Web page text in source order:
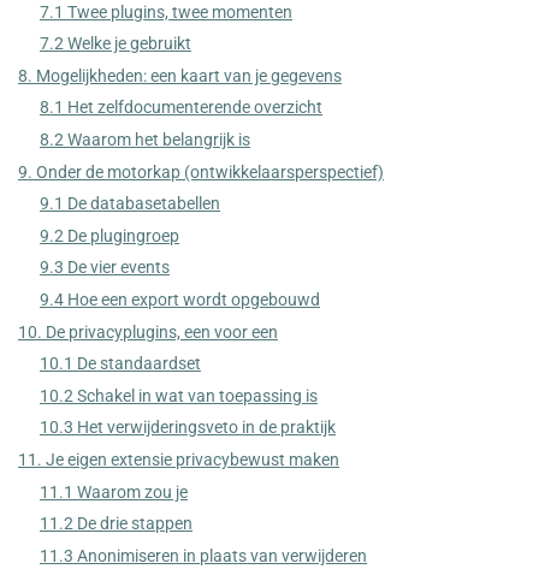
7.1 Twee plugins, twee momenten
7.2 Welke je gebruikt
8. Mogelijkheden: een kaart van je gegevens
8.1 Het zelfdocumenterende overzicht
8.2 Waarom het belangrijk is
9. Onder de motorkap (ontwikkelaarsperspectief)
9.1 De databasetabellen
9.2 De plugingroep
9.3 De vier events
9.4 Hoe een export wordt opgebouwd
10. De privacyplugins, een voor een
10.1 De standaardset
10.2 Schakel in wat van toepassing is
10.3 Het verwijderingsveto in de praktijk
11. Je eigen extensie privacybewust maken
11.1 Waarom zou je
11.2 De drie stappen
11.3 Anonimiseren in plaats van verwijderen